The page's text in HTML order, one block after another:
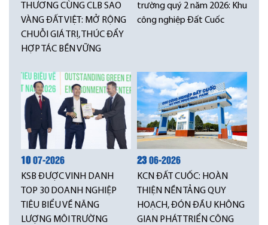
THƯƠNG CÙNG CLB SAO
VÀNG ĐẤT VIỆT: MỞ RỘNG
CHUỖI GIÁ TRỊ, THÚC ĐẨY
HỢP TÁC BỀN VỮNG
trường quý 2 năm 2026: Khu
công nghiệp Đất Cuốc
1007-2026
KSB ĐƯỢC VINH DANH
TOP 30 DOANH NGHIỆP
TIÊU BIỂU VỀ NĂNG
LƯỢNG MÔI TRƯỜNG
2306-2026
KCN ĐẤT CUỐC: HOÀN
THIỆN NỀN TẢNG QUY
HOẠCH, ĐÓN ĐẦU KHÔNG
GIAN PHÁT TRIỂN CÔNG